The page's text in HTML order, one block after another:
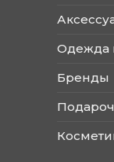
Одежда
Бренды